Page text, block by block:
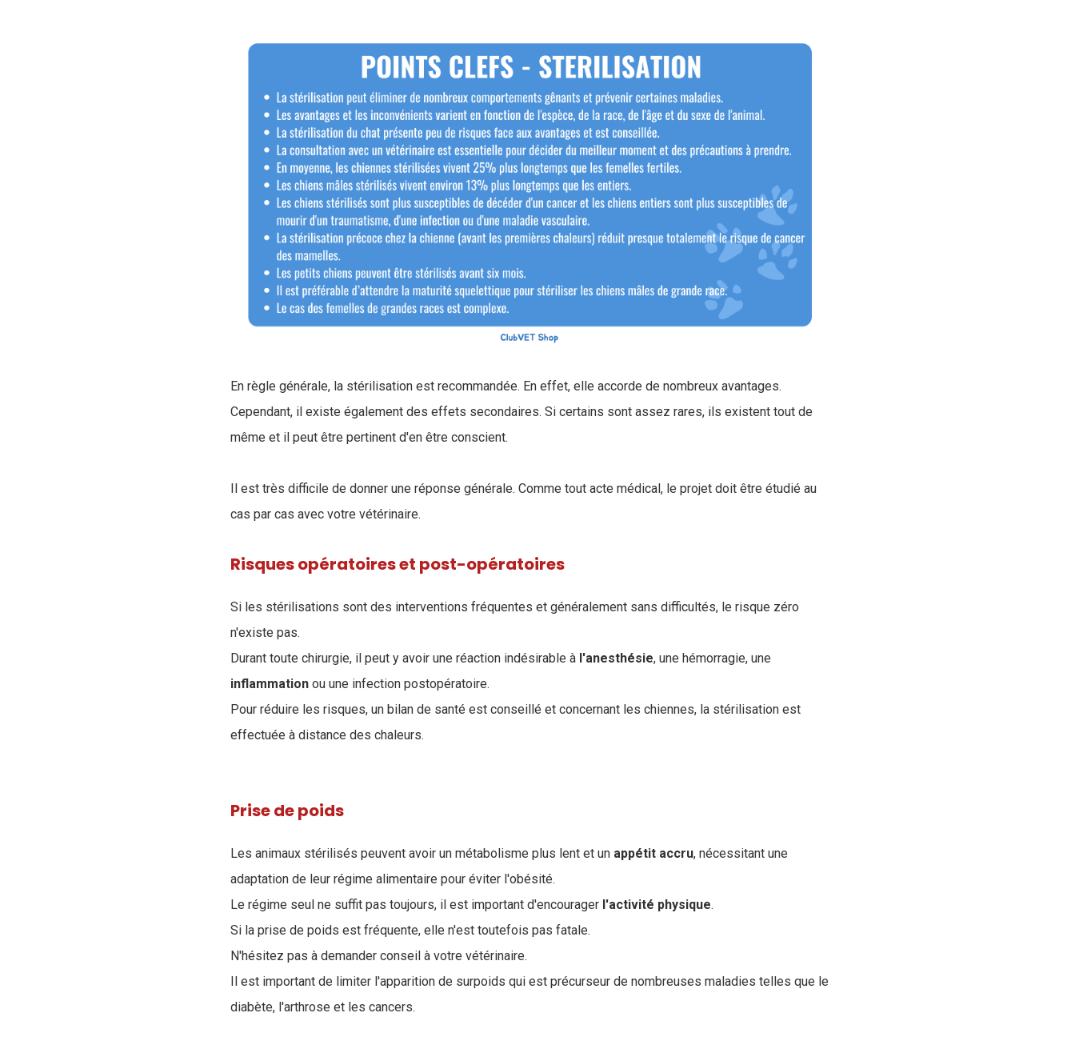
En règle générale, la stérilisation est recommandée. En effet, elle accorde de nombreux avantages.
Cependant, il existe également des effets secondaires. Si certains sont assez rares, ils existent tout de
même et il peut être pertinent d'en être conscient.
Il est très difficile de donner une réponse générale. Comme tout acte médical, le projet doit être étudié au
cas par cas avec votre vétérinaire.
Risques opératoires et post-opératoires
Si les stérilisations sont des interventions fréquentes et généralement sans difficultés, le risque zéro
n'existe pas.
Durant toute chirurgie, il peut y avoir une réaction indésirable à l'anesthésie, une hémorragie, une
inflammation ou une infection postopératoire.
Pour réduire les risques, un bilan de santé est conseillé et concernant les chiennes, la stérilisation est
effectuée à distance des chaleurs.
Prise de poids
Les animaux stérilisés peuvent avoir un métabolisme plus lent et un appétit accru, nécessitant une
adaptation de leur régime alimentaire pour éviter l'obésité.
Le régime seul ne suffit pas toujours, il est important d'encourager l'activité physique.
Si la prise de poids est fréquente, elle n'est toutefois pas fatale.
N'hésitez pas à demander conseil à votre vétérinaire.
Il est important de limiter l'apparition de surpoids qui est précurseur de nombreuses maladies telles que le
diabète, l'arthrose et les cancers.